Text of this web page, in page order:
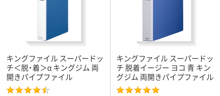
キングファイル スーパードッ
チ＜脱・着＞α キングジム 両
開きパイプファイル
キングファイル スーパードッ
チ 脱着イージー ヨコ 青 キン
グジム 両開きパイプファイル